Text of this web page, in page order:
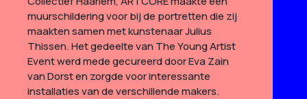
muurschildering voor bij de portretten die zij
maakten samen met kunstenaar Julius
Thissen. Het gedeelte van The Young Artist
Event werd mede gecureerd door Eva Zain
van Dorst en zorgde voor interessante
installaties van de verschillende makers.